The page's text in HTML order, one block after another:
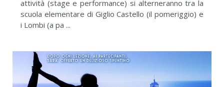
attività (stage e performance) si alterneranno tra la
scuola elementare di Giglio Castello (il pomeriggio) e
i Lombi (a pa ...